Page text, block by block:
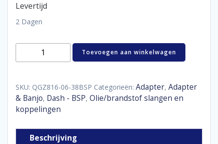
Levertijd
2 Dagen
Aluminum
adaptor
male
D06
-
3/8
aantal
Toevoegen aan winkelwagen
SKU: QGZ816-06-38BSP Categorieën: Adapter, Adapter
& Banjo, Dash - BSP, Olie/brandstof slangen en
koppelingen
Beschrijving